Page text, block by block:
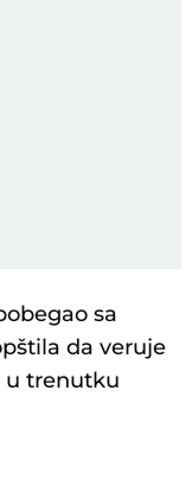
sa
da veruje
u trenutku